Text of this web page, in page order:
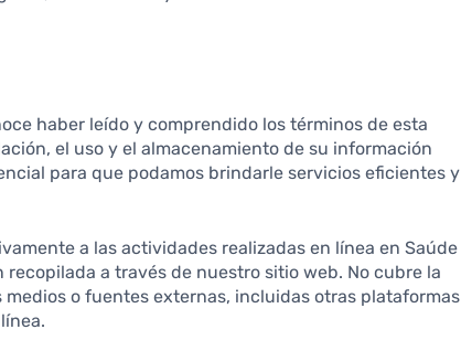
haber leído y comprendido los términos de esta
el uso y el almacenamiento de su información
para que podamos brindarle servicios eficientes y
a las actividades realizadas en línea en Saúde
a través de nuestro sitio web. No cubre la
o fuentes externas, incluidas otras plataformas